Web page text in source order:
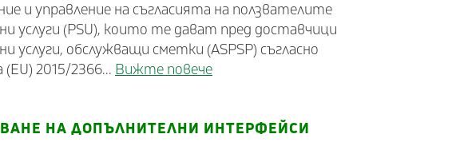
и управление на съгласията на ползвателите
услуги (PSU), които те дават пред доставчици
услуги, обслужващи сметки (ASPSP) съгласно
2015/2366... Вижте повече
НА ДОПЪЛНИТЕЛНИ ИНТЕРФЕЙСИ